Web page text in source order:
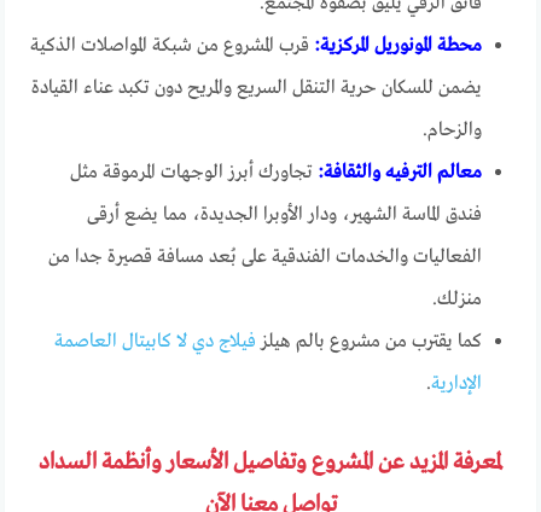
محطة المونوريل المركزية: قرب المشروع من شبكة المواصلات الذكية
يضمن للسكان حرية التنقل السريع والمريح دون تكبد عناء القيادة
والزحام.
معالم الترفيه والثقافة: تجاورك أبرز الوجهات المرموقة مثل
فندق الماسة الشهير، ودار الأوبرا الجديدة، مما يضع أرقى
الفعاليات والخدمات الفندقية على بُعد مسافة قصيرة جدا من
منزلك.
كما يقترب من مشروع بالم هيلز فيلاج دي لا كابيتال العاصمة
الإدارية.
لمعرفة المزيد عن المشروع وتفاصيل الأسعار وأنظمة السداد
تواصل معنا الآن